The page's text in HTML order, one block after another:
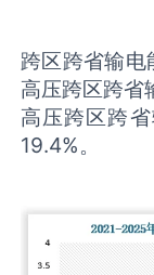
跨区跨省输
高压跨区跨
高压跨区跨
19.4%。